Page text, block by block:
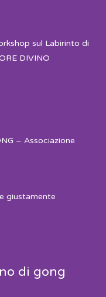
sul Labirinto di
DIVINO
– Associazione
giustamente
di gong